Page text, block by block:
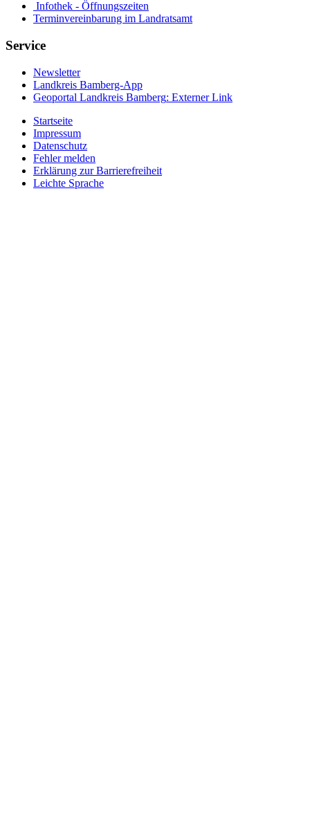
Infothek - Öffnungszeiten
Terminvereinbarung im Landratsamt
Service
Newsletter
Landkreis Bamberg-App
Geoportal Landkreis Bamberg: Externer Link
Startseite
Impressum
Datenschutz
Fehler melden
Erklärung zur Barrierefreiheit
Leichte Sprache